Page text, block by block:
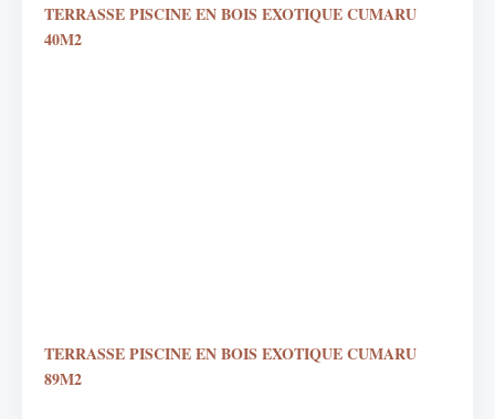
TERRASSE PISCINE EN BOIS EXOTIQUE CUMARU
40M2
TERRASSE PISCINE EN BOIS EXOTIQUE CUMARU
89M2